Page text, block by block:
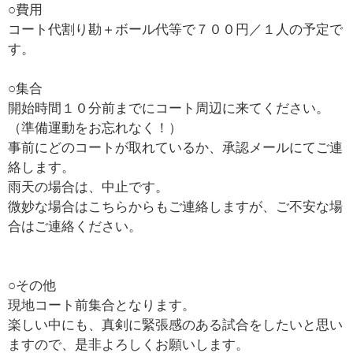
○費用
コート代割り勘＋ボール代等で７００円／１人の予定で
す。
○集合
開始時間１０分前までにコート周辺に来てください。
（準備運動をお忘れなく！）
事前にどのコートが取れているか、承認メールにてご連
絡します。
雨天の場合は、中止です。
微妙な場合はこちらからもご連絡しますが、ご不安な場
合はご連絡ください。
○その他
現地コート前集合となります。
楽しい中にも、真剣に緊張感のある試合をしたいと思い
ますので、是非よろしくお願いします。